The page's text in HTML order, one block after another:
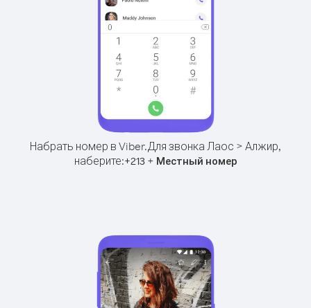
Набрать номер в Viber.Для звонка Лаос > Алжир,
наберите:+213+ Местный номер